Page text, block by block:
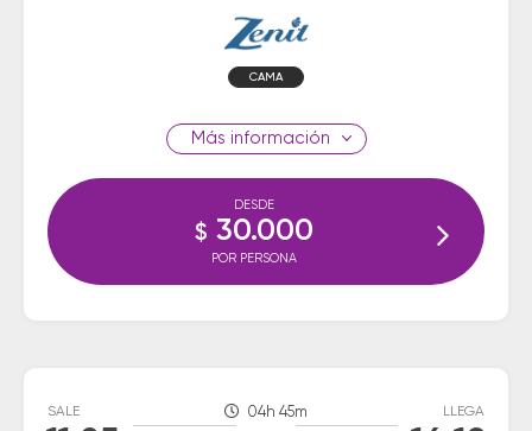
CAMA
información
DESDE
$ 30.000
POR PERSONA
SALE 04h 45m LLEGA